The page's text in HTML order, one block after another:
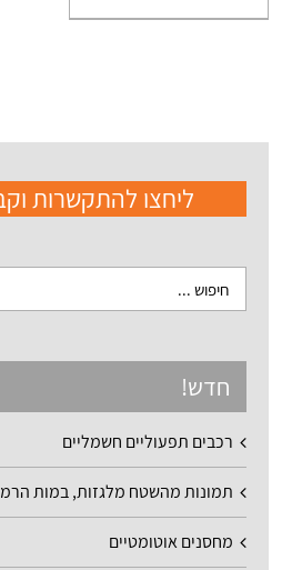
ליחצו להתקשרות
חדש!
רכבים תפעוליים חשמליים
תמונות מהשטח מלגזות, במות
מחסנים אוטומטיים